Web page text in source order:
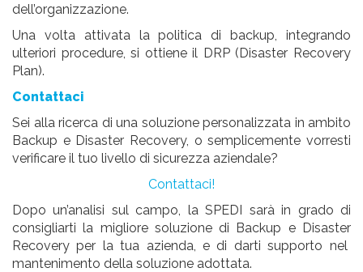
dell’organizzazione.
Una volta attivata lapolitica di backup, integrando
ulteriori procedure, si ottiene il DRP(Disaster Recovery
Plan).
Contattaci
Sei alla ricerca di una soluzione personalizzata in ambito
Backup e Disaster Recovery, o semplicemente vorresti
verificare il tuo livello di sicurezza aziendale?
Contattaci!
Dopo un’analisi sul campo, la SPEDI sarà in grado di
consigliarti la migliore soluzione di Backup e Disaster
Recovery per la tua azienda, e di darti supporto nel
mantenimento della soluzione adottata.